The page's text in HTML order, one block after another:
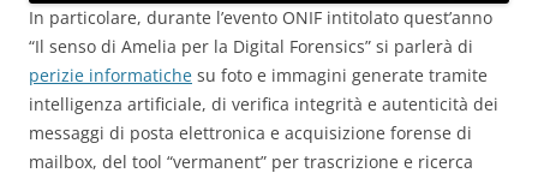
In particolare, durante l’evento ONIF intitolato quest’anno
“Il senso di Amelia per la Digital Forensics” si parlerà di
perizie informatiche su foto e immagini generate tramite
intelligenza artificiale, di verifica integrità e autenticità dei
messaggi di posta elettronica e acquisizione forense di
mailbox, del tool “vermanent” per trascrizione e ricerca